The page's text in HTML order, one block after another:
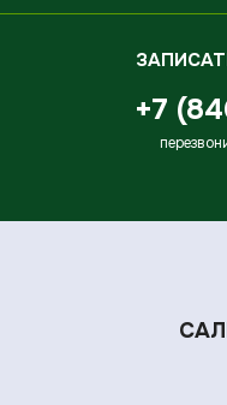
+7